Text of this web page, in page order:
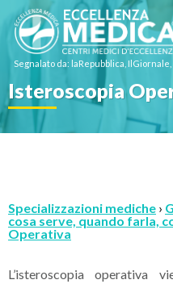
Segnalato da: laRepubblica,
Isteroscopia
Specializzazioni mediche ›
cosa serve, quando farla,
Operativa
L’isteroscopia operativa